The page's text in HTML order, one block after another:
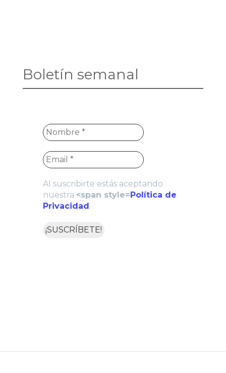
Boletín semanal
Al suscribirte estás aceptando
nuestra <span style=Política de
Privacidad